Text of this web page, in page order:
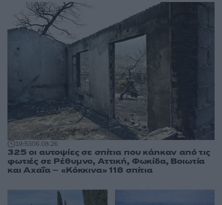
19:5306.08.26
325 οι αυτοψίες σε σπίτια που κάηκαν από τις
φωτιές σε Ρέθυμνο, Αττική, Φωκίδα, Βοιωτία
και Αχαΐα – «Κόκκινα» 118 σπίτια